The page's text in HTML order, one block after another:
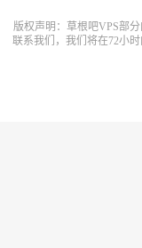
版权声明：草根吧VPS部
联系我们，我们将在72小